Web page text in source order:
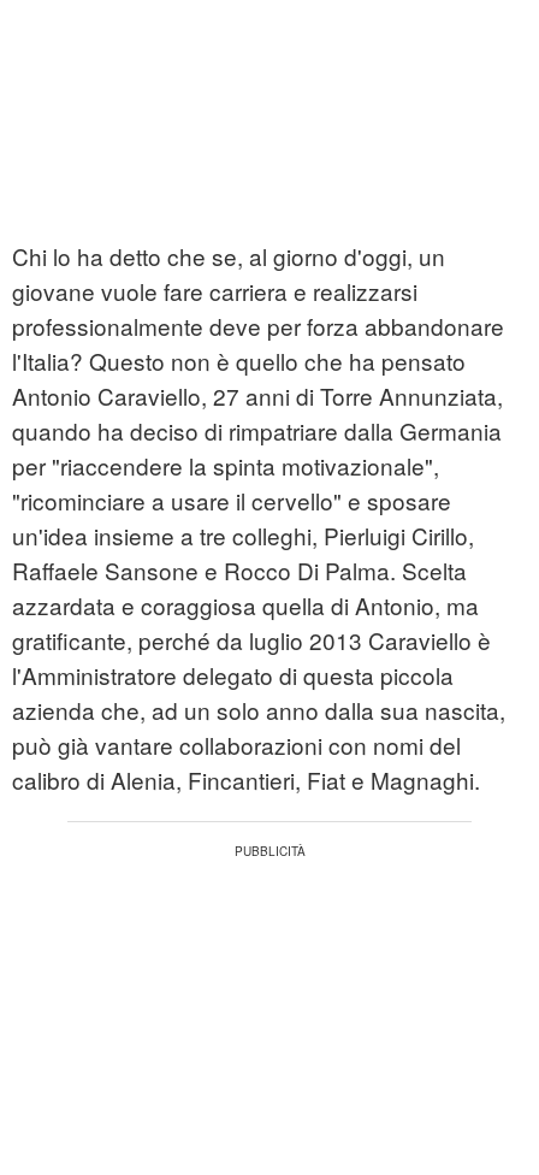
Chi lo ha detto che se, al giorno d'oggi, un
giovane vuole fare carriera e realizzarsi
professionalmente deve per forza abbandonare
l'Italia? Questo non è quello che ha pensato
Antonio Caraviello, 27 anni di Torre Annunziata,
quando ha deciso di rimpatriare dalla Germania
per "riaccendere la spinta motivazionale",
"ricominciare a usare il cervello" e sposare
un'idea insieme a tre colleghi, Pierluigi Cirillo,
Raffaele Sansone e Rocco Di Palma. Scelta
azzardata e coraggiosa quella di Antonio, ma
gratificante, perché da luglio 2013 Caraviello è
l'Amministratore delegato di questa piccola
azienda che, ad un solo anno dalla sua nascita,
può già vantare collaborazioni con nomi del
calibro di Alenia, Fincantieri, Fiat e Magnaghi.